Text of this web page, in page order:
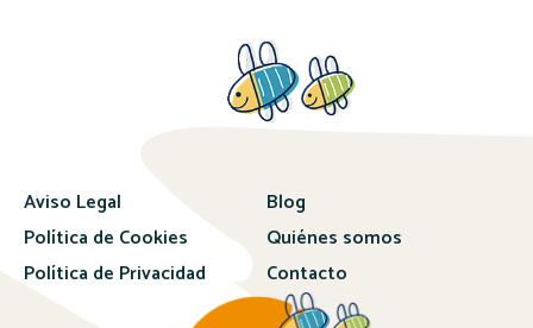
Aviso Legal
Política de Cookies
Política de Privacidad
Blog
Quiénes somos
Contacto